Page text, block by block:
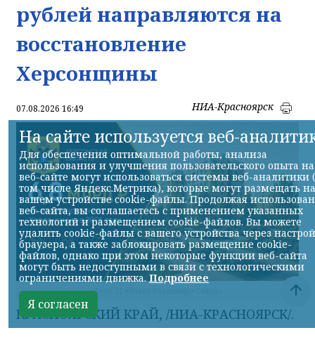
рублей направляются на
восстановление
Херсонщины
07.08.2026 16:49 НИА-Красноярск
Фото ТГ-канала Владимира Сальдо
КРАСНОЯРСКИЙ КРАЙ, /НИА-КРАСНОЯРСК/.
В этом году в рамках программы
На сайте используется веб-
Для обеспечения оптимальной работы, анализа
использования и улучшения пользовательского опыта на
веб-сайте могут использоваться системы веб-аналитики
том числе Яндекс.Метрика), которые могут размещать на
вашем устройстве cookie-файлы. Продолжая
веб-сайта, вы соглашаетесь с применением указанных
технологий и размещением cookie-файлов. Вы можете
удалить cookie-файлы с вашего устройства через
браузера, а также заблокировать размещение cookie-
файлов, однако при этом некоторые функции веб-сайта
могут быть недоступными в связи с технологическими
ограничениями движка.Подробнее
Я согласен